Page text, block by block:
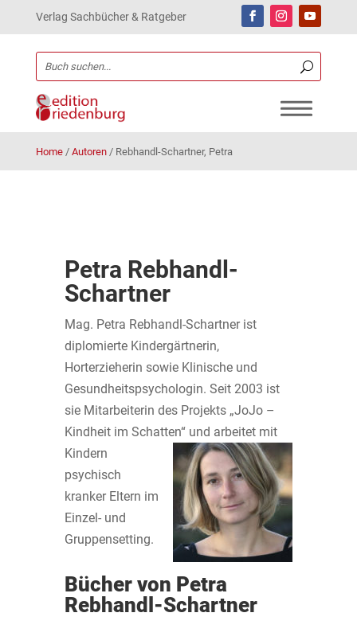
Verlag Sachbücher & Ratgeber
Home/ Autoren/ Rebhandl-Schartner, Petra
Petra Rebhandl-
Schartner
Mag. Petra Rebhandl-Schartner ist
diplomierte Kindergärtnerin,
Horterzieherin sowie Klinische und
Gesundheitspsychologin. Seit 2003 ist
sie Mitarbeiterin des Projekts „JoJo –
Kindheit im Schatten“ und arbeitet mit
Kindern
psychisch
kranker Eltern im
Einzel- und
Gruppensetting.
Bücher von Petra
Rebhandl-Schartner